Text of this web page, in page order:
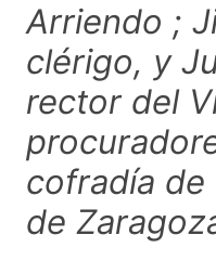
Arriendo ;
clérigo, y
rector del
cofradía de
de